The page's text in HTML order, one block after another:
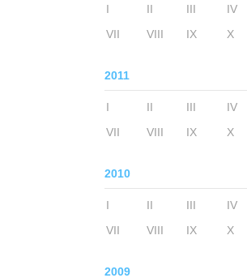
I II III IV
VII
VIII IX X
2011
I II III IV
VII
VIII IX X
2010
I II III IV
VII
VIII IX X
2009